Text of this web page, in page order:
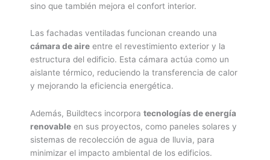
sino que también mejora el confort interior.
Las fachadas ventiladas funcionan creando una
cámara de aire entre el revestimiento exterior y la
estructura del edificio. Esta cámara actúa como un
aislante térmico, reduciendo la transferencia de calor
y mejorando la eficiencia energética.
Además, Buildtecs incorpora tecnologías de energía
renovable en sus proyectos, como paneles solares y
sistemas de recolección de agua de lluvia, para
minimizar el impacto ambiental de los edificios.